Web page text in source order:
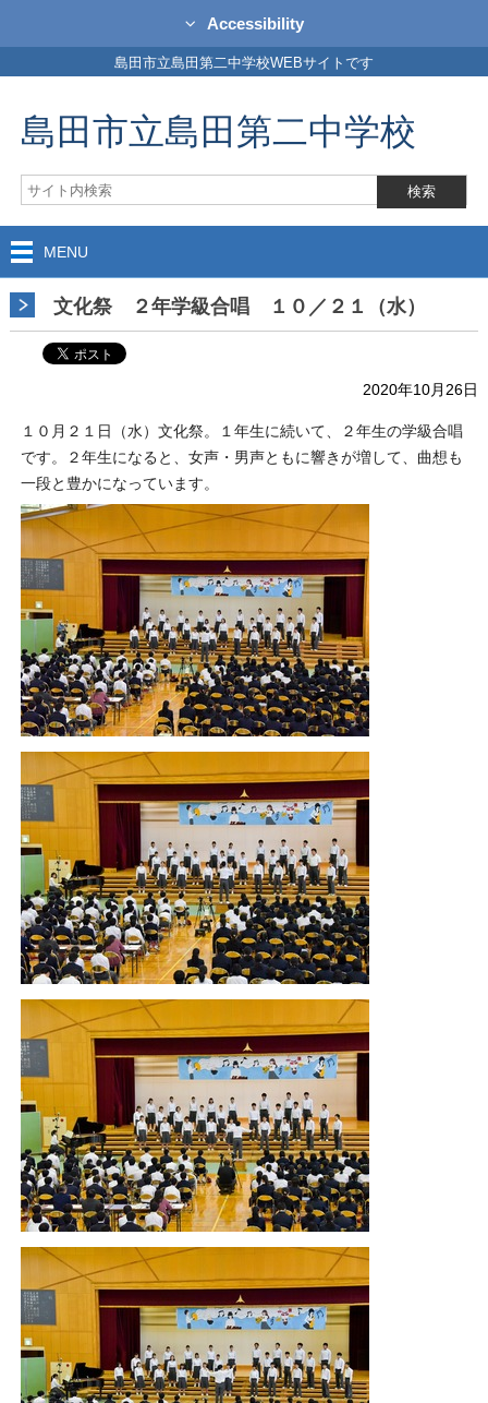
Accessibility
島田市立島田第二中学校WEBサイトです
島田市立島田第二中学校
MENU
文化祭 ２年学級合唱 １０／２１（水）
2020年10月26日
１０月２１日（水）文化祭。１年生に続いて、２年生の学級合唱
です。２年生になると、女声・男声ともに響きが増して、曲想も
一段と豊かになっています。